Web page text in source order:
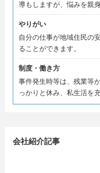
導もしますが、悩みを親
やりがい
自分の仕事が地域住民の
ることができます。
制度・働き方
事件発生時等は、残業等
っかりと休み、私生活を
会社紹介記事